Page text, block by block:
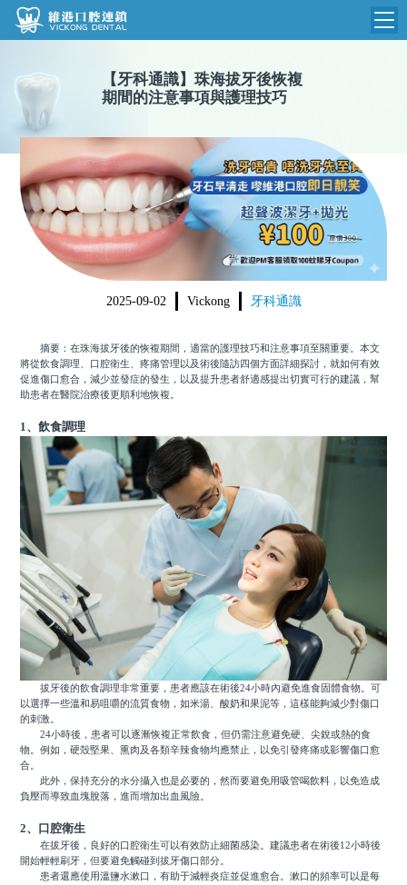
維港首頁
品牌介紹
環境設備
醫院新聞
收費標準
N
收費總表
植牙收費
根管收費
美學收費
箍牙收費
醫生團隊
門診時間
【 牙科通識】 珠海拔牙後恢複
期間的注意事項與護理技巧
2025-09-02 Vickong 牙科通識
摘要：在珠海拔牙後的恢複期間，適當的護理技巧和注意事項至關重要。本文
將從飲食調理、口腔衛生、疼痛管理以及術後隨訪四個方面詳細探討，就如何有效
促進傷口愈合，減少並發症的發生，以及提升患者舒適感提出切實可行的建議，幫
助患者在醫院治療後更順利地恢複。
1、飲食調理
拔牙後的飲食調理非常重要，患者應該在術後24小時內避免進食固體食物。可
以選擇一些溫和易咀嚼的流質食物，如米湯、酸奶和果泥等，這樣能夠減少對傷口
的刺激。
24小時後，患者可以逐漸恢複正常飲食，但仍需注意避免硬、尖銳或熱的食
物。例如，硬殼堅果、熏肉及各類辛辣食物均應禁止，以免引發疼痛或影響傷口愈
合。
此外，保持充分的水分攝入也是必要的，然而要避免用吸管喝飲料，以免造成
負壓而導致血塊脫落，進而增加出血風險。
2、口腔衛生
在拔牙後，良好的口腔衛生可以有效防止細菌感染。建議患者在術後12小時後
開始輕輕刷牙，但要避免觸碰到拔牙傷口部分。
患者還應使用溫鹽水漱口，有助于減輕炎症並促進愈合。漱口的頻率可以是每